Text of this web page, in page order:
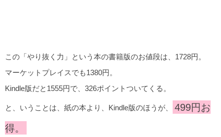
この「やり抜く力」という本の書籍版のお値段は、1728円。
マーケットプレイスでも1380円。
Kindle版だと1555円で、326ポイントついてくる。
と、いうことは、紙の本より、Kindle版のほうが、
499円お
得。